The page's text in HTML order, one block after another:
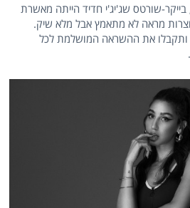
בייקר-שורטס שג'יג'י חדיד הייתה מאשרת
מראה לא מתאמץ אבל מלא שיק.
ותקבלו את ההשראה המושלמת לכל